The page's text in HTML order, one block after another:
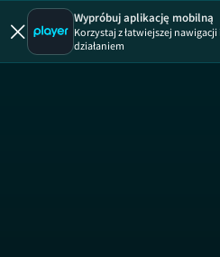
Wypróbuj aplikację mobilną
Korzystaj z łatwiejszej nawigacji
działaniem